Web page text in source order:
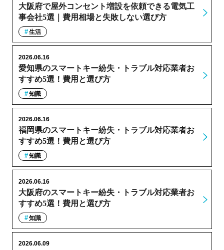
大阪府で屋外コンセント増設を依頼できる電気工
事会社5選｜費用相場と失敗しない選び方
生活
愛知県のスマートキー紛失・トラブル対応業者お
すすめ5選！費用と選び方
2026.06.16
知識
福岡県のスマートキー紛失・トラブル対応業者お
すすめ5選！費用と選び方
2026.06.16
知識
大阪府のスマートキー紛失・トラブル対応業者お
すすめ5選！費用と選び方
2026.06.16
知識
2026.06.09